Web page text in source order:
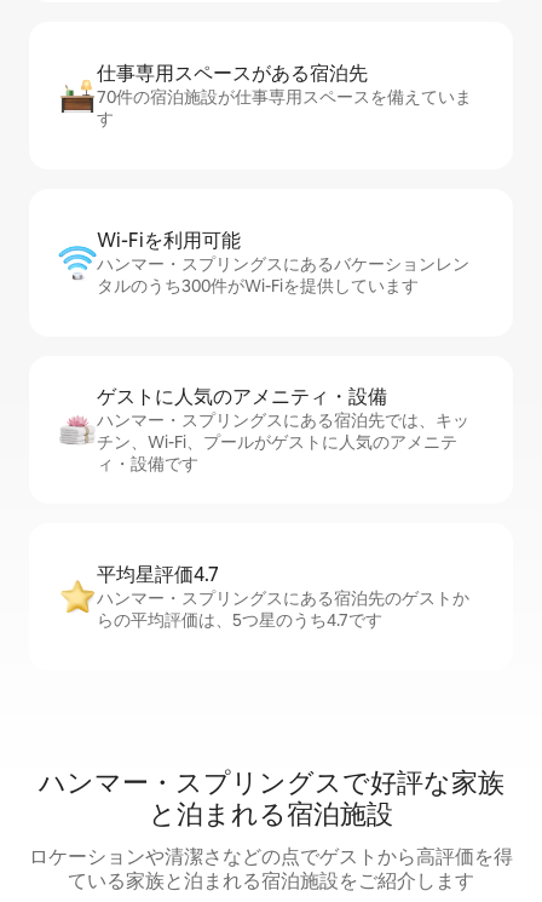
仕事専用ス⁠ペ⁠ー⁠スがあ⁠る宿⁠泊⁠先
70件の宿泊施設が仕事専用スペースを備えていま
す
Wi-Fiを利⁠用⁠可⁠能
ハンマー・スプリングスにあるバケーションレン
タルのうち300件がWi-Fiを提供しています
ゲストに人⁠気⁠のア⁠メ⁠ニ⁠テ⁠ィ・設⁠備
ハンマー・スプリングスにある宿泊先では、キッ
チン、Wi-Fi、プールがゲストに人気のアメニテ
ィ・設備です
平均星評価4.7
ハンマー・スプリングスにある宿泊先のゲストか
らの平均評価は、5つ星のうち4.7です
ハンマー・スプリングスで好評な家族
と泊まれる宿泊施設
ロケーションや清潔さなどの点でゲストから高評価を得
ている家族と泊まれる宿泊施設をご紹介します